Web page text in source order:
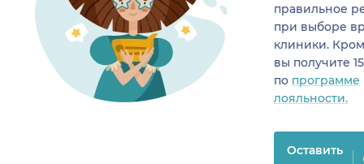
правильное
при выборе
клиники.
вы получите
по программе
лояльности.
Оставить